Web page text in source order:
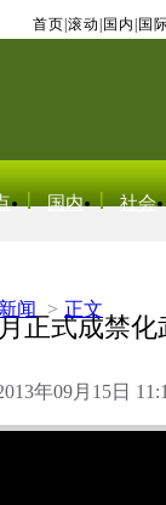
首页 滚动 国内 国
国内 社会
闻 > 正文
正式成禁化
年09月15日